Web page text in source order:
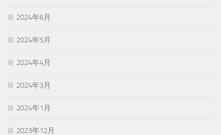
2024年6月
2024年5月
2024年4月
2024年3月
2024年1月
2023年12月